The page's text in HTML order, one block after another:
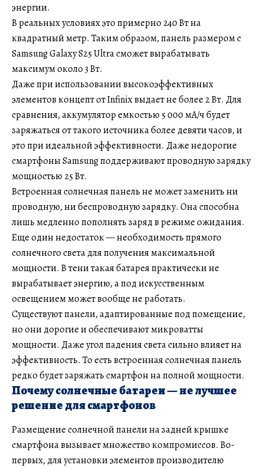
энергии.
В реальных условиях это примерно 240 Вт на
квадратный метр. Таким образом, панель размером с
Samsung Galaxy S25 Ultra сможет вырабатывать
максимум около 3 Вт.
Даже при использовании высокоэффективных
элементов концепт от Infinix выдает не более 2 Вт. Для
сравнения, аккумулятор емкостью 5 000 мА/ч будет
заряжаться от такого источника более девяти часов, и
это при идеальной эффективности. Даже недорогие
смартфоны Samsung поддерживают проводную зарядку
мощностью 25 Вт.
Встроенная солнечная панель не может заменить ни
проводную, ни беспроводную зарядку. Она способна
лишь медленно пополнять заряд в режиме ожидания.
Еще один недостаток — необходимость прямого
солнечного света для получения максимальной
мощности. В тени такая батарея практически не
вырабатывает энергию, а под искусственным
освещением может вообще не работать.
Существуют панели, адаптированные под помещение,
но они дорогие и обеспечивают микроватты
мощности. Даже угол падения света сильно влияет на
эффективность. То есть встроенная солнечная панель
редко будет заряжать смартфон на полной мощности.
Почему солнечные батареи — не лучшее
решение для смартфонов
Размещение солнечной панели на задней крышке
смартфона вызывает множество компромиссов. Во-
первых, для установки элементов производителю